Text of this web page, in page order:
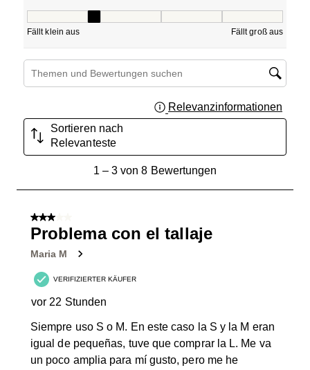
Fällt klein aus Fällt groß aus
Suchthemen und Bewertungen Suchregion
Relevanzinformationen
Sortieren nach
Relevanteste
von
Bewertungen.
1– 3 von 8 Bewertungen
3 von 5 Sternen.
Problema con el tallaje
Maria M
VERIFIZIERTER KÄUFER
vor 22 Stunden
Siempre uso S o M. En este caso la S y la M eran
igual de pequeñas, tuve que comprar la L. Me va
un poco amplia para mí gusto, pero me he